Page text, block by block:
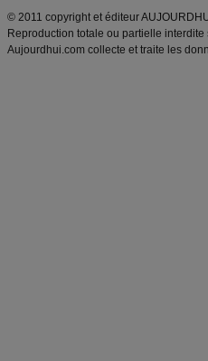
© 2011 copyright et éditeur
Reproduction totale ou partielle
Aujourdhui.com collecte et traite les